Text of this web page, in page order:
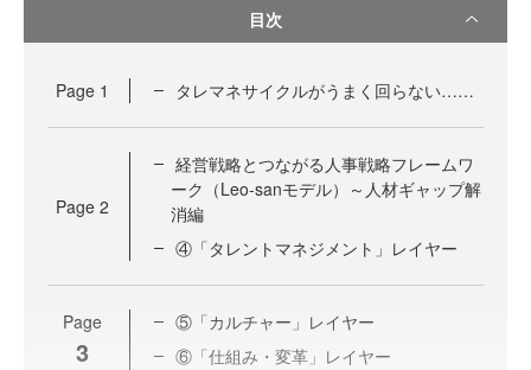
目次
Page 1 タレマネサイクルがうまく回らない……
Page 2
経営戦略とつながる人事戦略フレームワ
ーク（Leo-sanモデル）～人材ギャップ解
消編
④「タレントマネジメント」レイヤー
Page
3
⑤「カルチャー」レイヤー
⑥「仕組み・変革」レイヤー